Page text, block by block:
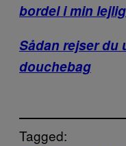
bordel i min
Sådan rejser du
douchebag
Tagged: